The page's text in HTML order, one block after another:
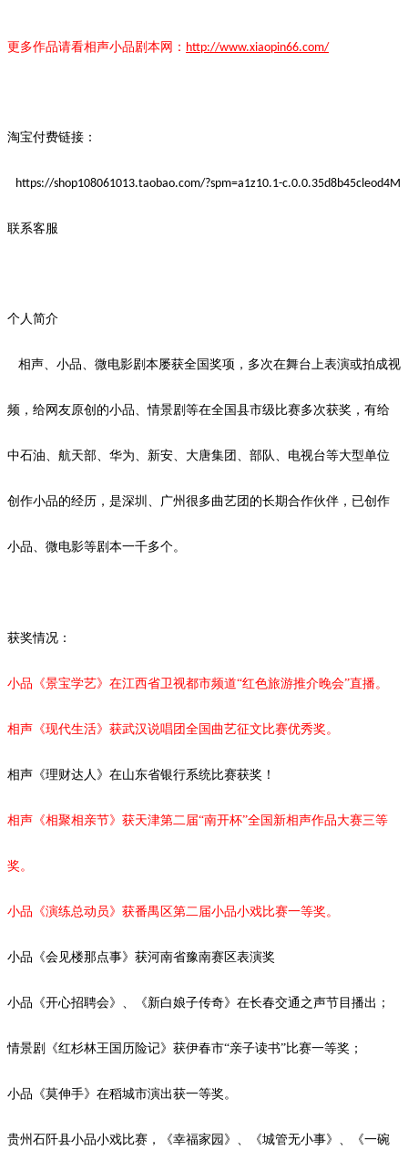
更多作品请看相声小品剧本网： http://www.xiaopin66.com/
淘宝付费链接：
https://shop108061013.taobao.com/?spm=a1z10.1-c.0.0.35d8b45cleod4M
联系客服
个人简介
相声、小品、微电影剧本屡获全国奖项，多次在舞台上表演或拍成视
频，给网友原创的小品、情景剧等在全国县市级比赛多次获奖，有给
中石油、航天部、华为、新安、大唐集团、部队、电视台等大型单位
创作小品的经历，是深圳、广州很多曲艺团的长期合作伙伴，已创作
小品、微电影等剧本一千多个。
获奖情况：
小品《景宝学艺》在江西省卫视都市频道“红色旅游推介晚会”直播。
相声《现代生活》获武汉说唱团全国曲艺征文比赛优秀奖。
相声《理财达人》在山东省银行系统比赛获奖！
相声《相聚相亲节》获天津第二届“南开杯”全国新相声作品大赛三等
奖。
小品《演练总动员》获番禺区第二届小品小戏比赛一等奖。
小品《会见楼那点事》获河南省豫南赛区表演奖
小品《开心招聘会》、《新白娘子传奇》在长春交通之声节目播出；
情景剧《红杉林王国历险记》获伊春市“亲子读书”比赛一等奖；
小品《莫伸手》在稻城市演出获一等奖。
贵州石阡县小品小戏比赛，《幸福家园》、《城管无小事》、《一碗